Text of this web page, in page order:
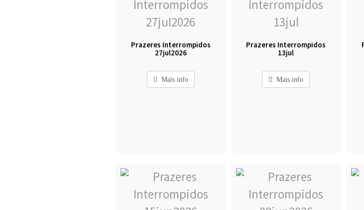
Prazeres Interrompidos
27jul2026
Mais info
Prazeres Interrompidos
13jul
Mais info